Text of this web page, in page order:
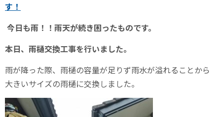
す！
今日も雨！！雨天が続き困ったものです。
本日、雨樋交換工事を行いました。
雨が降った際、雨樋の容量が足りず雨水が溢れることから
大きいサイズの雨樋に交換しました。